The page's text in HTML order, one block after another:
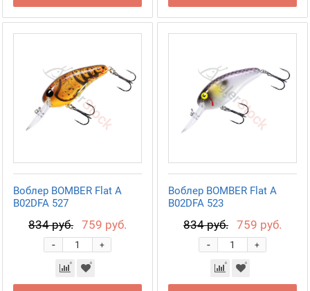
Воблер BOMBER Flat A
B02DFA 527
834 руб. 759 руб.
+
-
Воблер BOMBER Flat A
B02DFA 523
834 руб. 759 руб.
+
-